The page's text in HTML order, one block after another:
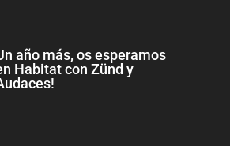
año más, os esperamos
Habitat con Zünd y